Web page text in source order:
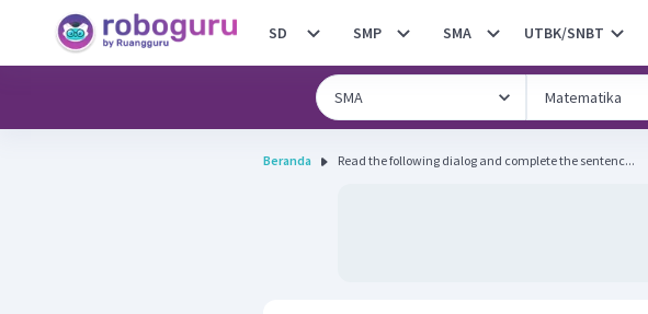
SD SMP SMA UTBK/SNBT
Beranda Read the following dialog and complete the sentenc...